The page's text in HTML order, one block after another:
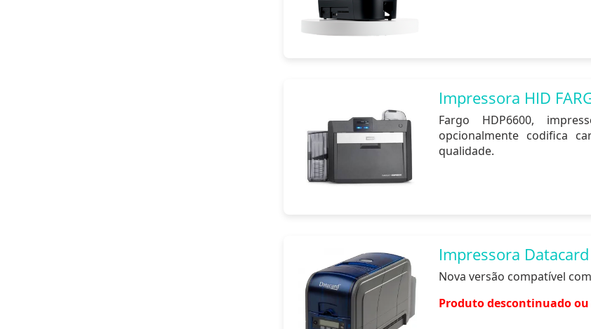
Impressora HID
Fargo HDP6600,
opcionalmente codifica
qualidade.
Impressora
Nova versão compatível
Produto descontinuado